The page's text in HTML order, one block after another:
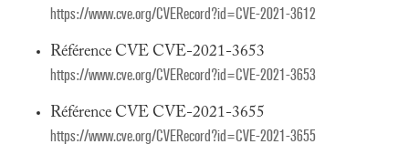
https://www.cve.org/CVERecord?id=CVE-2021-3612
Référence CVE CVE-2021-3653
https://www.cve.org/CVERecord?id=CVE-2021-3653
Référence CVE CVE-2021-3655
https://www.cve.org/CVERecord?id=CVE-2021-3655